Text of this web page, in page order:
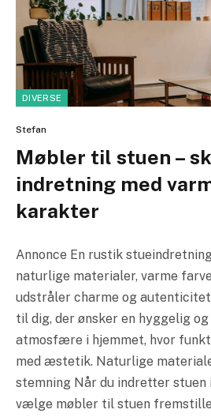
DIVERSE
Stefan
Møbler til stuen –
indretning med
karakter
Annonce En rustik
naturlige materialer, varme
udstråler charme og
til dig, der ønsker en hyggelig og
atmosfære i hjemmet, hvor
med æstetik. Naturlige
stemning Når du indretter stuen
vælge møbler til stuen